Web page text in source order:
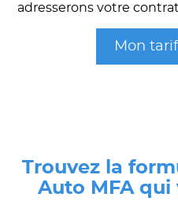
adresserons votre
Mon
Trouvez la
Auto MFA